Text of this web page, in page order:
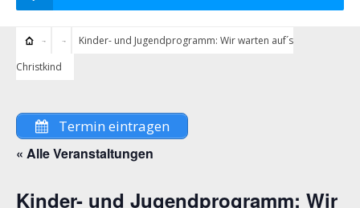
Kinder- und Jugendprogramm: Wir warten auf´s
Christkind
Termin eintragen
« Alle Veranstaltungen
Kinder- und Jugendprogramm: Wir